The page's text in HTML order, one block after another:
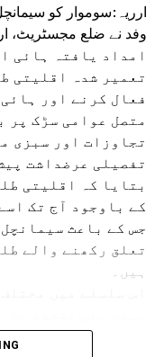
گا۔
ارریہ:سوموار کو
امداد یافتہ ہائی
تعمیر شدہ اقلیتی
فعال کرنے اور
متصل عوامی سڑک پر
تجاوزات اور سبزی
تفصیلی عرضداشت
بتایا کہ اقلیتی
کے باوجود آج تک
جس کے باعث
تعلق رکھنے والے
ہیں۔
کی تفصیلات بھی